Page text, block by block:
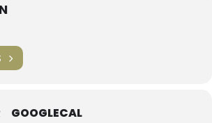
GOOGLECAL